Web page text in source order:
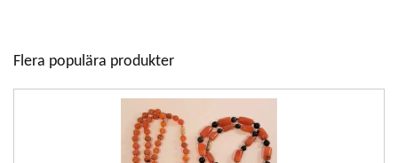
Flera populära produkter